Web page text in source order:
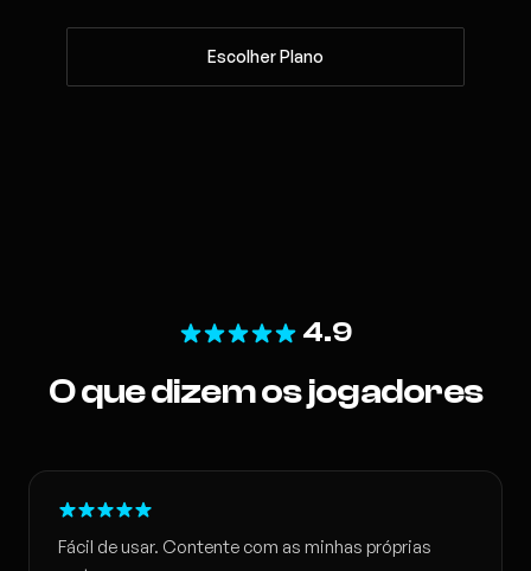
Escolher Plano
4.9
O que dizem os jogadores
Fácil de usar. Contente com as minhas próprias